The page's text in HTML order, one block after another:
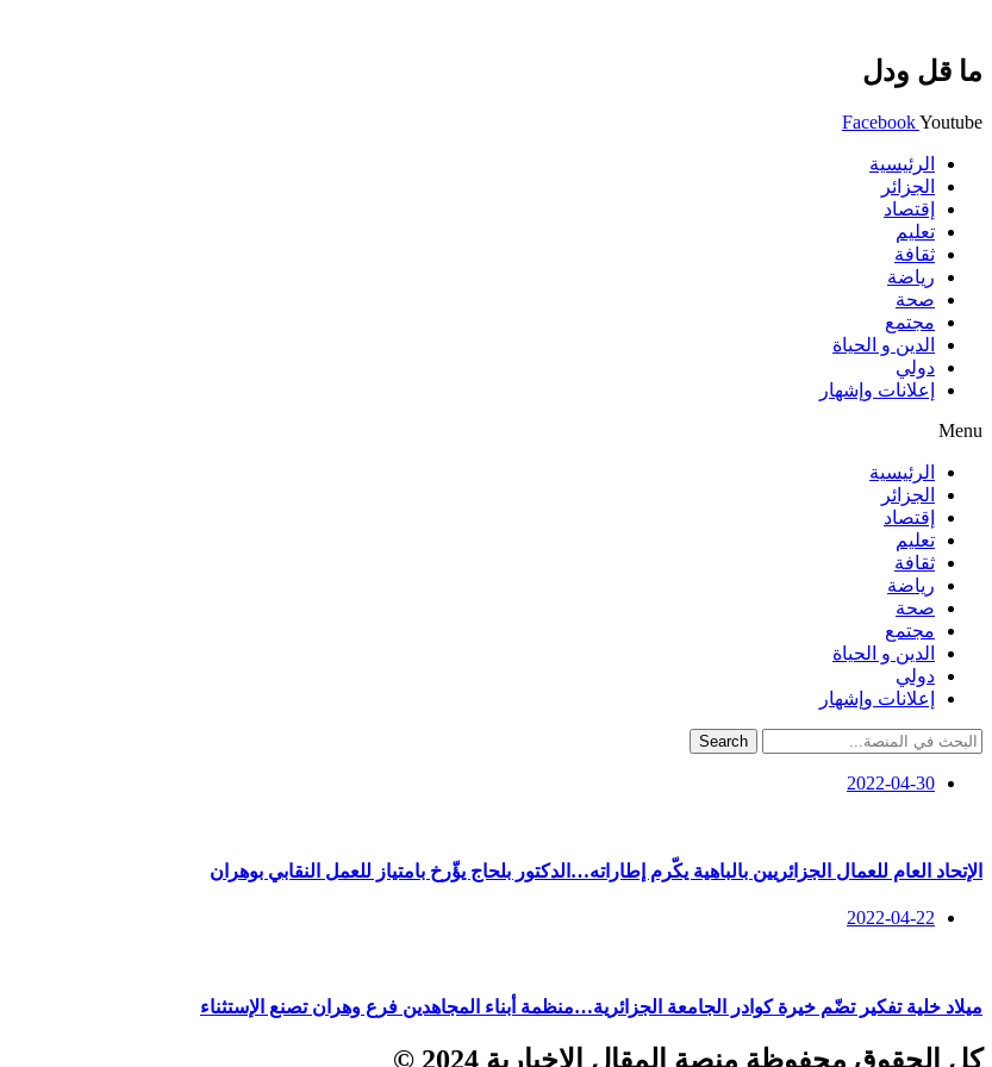
ما قل ودل
FacebookYoutube
الرئيسية
الجزائر
إقتصاد
تعليم
ثقافة
رياضة
صحة
مجتمع
الدين و الحياة
دولي
إعلانات وإشهار
Menu
الرئيسية
الجزائر
إقتصاد
تعليم
ثقافة
رياضة
صحة
مجتمع
الدين و الحياة
دولي
إعلانات وإشهار
Search
2022-04-30
الإتحاد العام للعمال الجزائريين بالباهية يكّرم إطاراته…الدكتور بلحاج يؤّرخ بامتياز للعمل النقابي بوهران
2022-04-22
ميلاد خلية تفكير تضّم خيرة كوادر الجامعة الجزائرية…منظمة أبناء المجاهدين فرع وهران تصنع الإستثناء
كل الحقوق محفوظة منصة المقال الإخبارية 2024 ©